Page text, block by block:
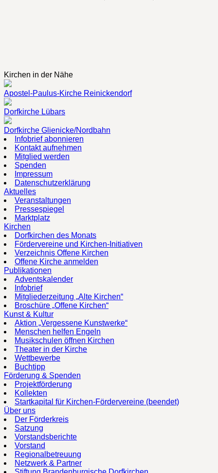
Kirchen in der Nähe
Apostel-Paulus-Kirche Reinickendorf
Dorfkirche Lübars
Dorfkirche Glienicke/Nordbahn
Infobrief abonnieren
Kontakt aufnehmen
Mitglied werden
Spenden
Impressum
Datenschutzerklärung
Aktuelles
Veranstaltungen
Pressespiegel
Marktplatz
Kirchen
Dorfkirchen des Monats
Fördervereine und Kirchen-Initiativen
Verzeichnis Offene Kirchen
Offene Kirche anmelden
Publikationen
Adventskalender
Infobrief
Mitgliederzeitung „Alte Kirchen“
Broschüre „Offene Kirchen“
Kunst & Kultur
Aktion „Vergessene Kunstwerke“
Menschen helfen Engeln
Musikschulen öffnen Kirchen
Theater in der Kirche
Wettbewerbe
Buchtipp
Förderung & Spenden
Projektförderung
Kollekten
Startkapital für Kirchen-Fördervereine (beendet)
Über uns
Der Förderkreis
Satzung
Vorstandsberichte
Vorstand
Regionalbetreuung
Netzwerk & Partner